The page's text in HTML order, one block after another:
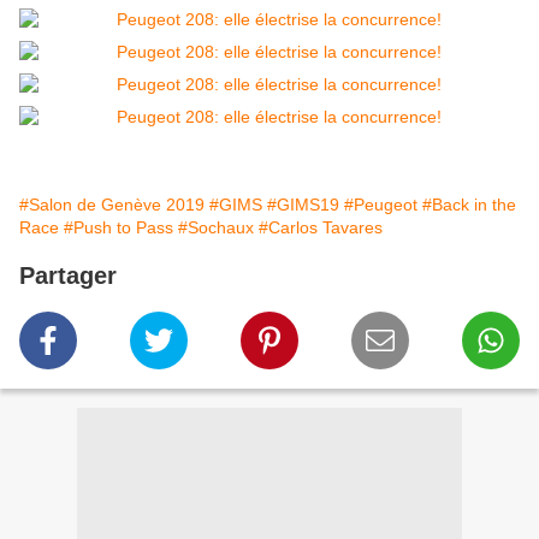
#Salon de Genève 2019 #GIMS #GIMS19 #Peugeot #Back in the
Race #Push to Pass #Sochaux #Carlos Tavares
Partager